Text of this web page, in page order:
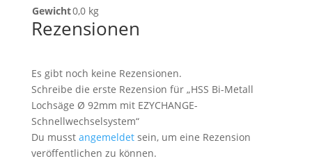
Gewicht0,0 kg
Rezensionen
Es gibt noch keine Rezensionen.
Schreibe die erste Rezension für „HSS Bi-Metall
Lochsäge Ø 92mm mit EZYCHANGE-
Schnellwechselsystem“
Du musst angemeldetsein, um eine Rezension
veröffentlichen zu können.